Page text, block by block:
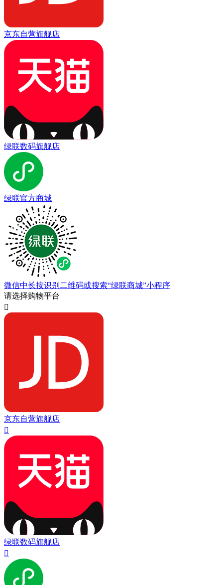
京东自营旗舰店
绿联数码旗舰店
绿联官方商城
微信中长按识别二维码或搜索“绿联商城”小程序
请选择购物平台

京东自营旗舰店

绿联数码旗舰店
